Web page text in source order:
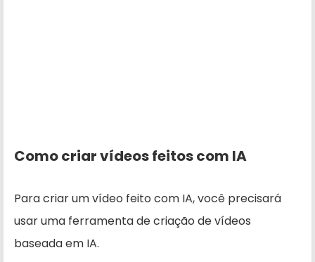
Como criar vídeos feitos com IA
Para criar um vídeo feito com IA, você precisará
usar uma ferramenta de criação de vídeos
baseada em IA.